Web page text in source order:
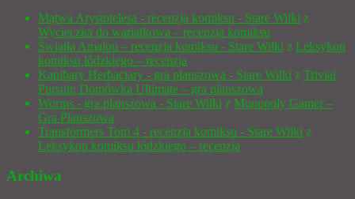
Mątwa Arystotelesa - recenzja komiksu - Stare Wilki z
Wycieczka do wariatkowa – recenzja komiksu
Światła Amalou – recenzja komiksu - Stare Wilki z Leksykon
komiksu łódzkiego – recenzja
Kapibary Herbaciary - gra planszowa - Stare Wilki z Trivial
Pursuit: Domówka Ultimate – gra planszowa
Worms - gra planszowa - Stare Wilki z Monopoly Gamer –
Gra Planszowa
Transformers Tom 4 - recenzja komiksu - Stare Wilki z
Leksykon komiksu łódzkiego – recenzja
Archiwa